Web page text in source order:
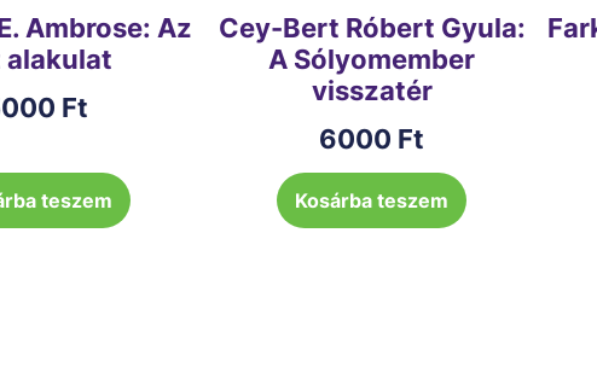
Ambrose: Az
alakulat
Ft
teszem
Cey-Bert Róbert Gyula:
A Sólyomember
visszatér
6000 Ft
Kosárba teszem